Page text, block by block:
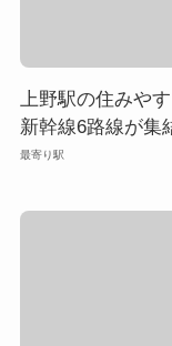
上野駅の住みや
新幹線6路線が集
い暮らし
最寄り駅